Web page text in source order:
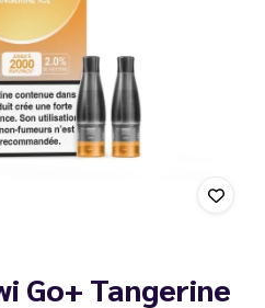
Go+ Tangerine